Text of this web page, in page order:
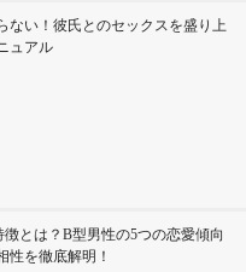
ない！彼氏とのセックスを盛り上
ュアル
とは？B型男性の5つの恋愛傾向
性を徹底解明！